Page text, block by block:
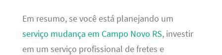
Em resumo, se você está planejando um
serviço mudança em Campo Novo RS, investir
em um serviço profissional de fretes e